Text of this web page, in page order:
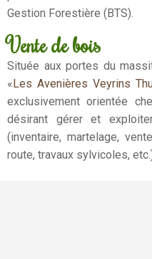
Gestion Forestière (BTS).
Vente de bois
Située aux portes du
«Les Avenières Veyrins
exclusivement orientée
désirant gérer et
(inventaire, martelage,
route, travaux sylvicoles,